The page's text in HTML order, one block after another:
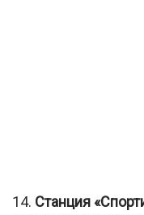
14. Станция